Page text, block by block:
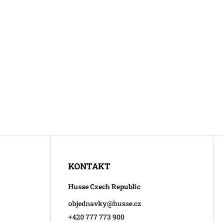
KONTAKT
Husse Czech Republic
objednavky@husse.cz
+420 777 773 900